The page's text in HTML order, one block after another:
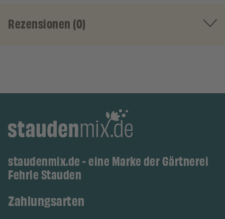
Rezensionen (0)
staudenmix.de - eine Marke der Gärtnerei
Fehrle Stauden
Zahlungsarten